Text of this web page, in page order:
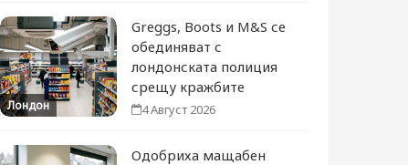
Лондон
Greggs, Boots и M&S се
обединяват с
лондонската полиция
срещу кражбите
4 Август 2026
Одобриха мащабен